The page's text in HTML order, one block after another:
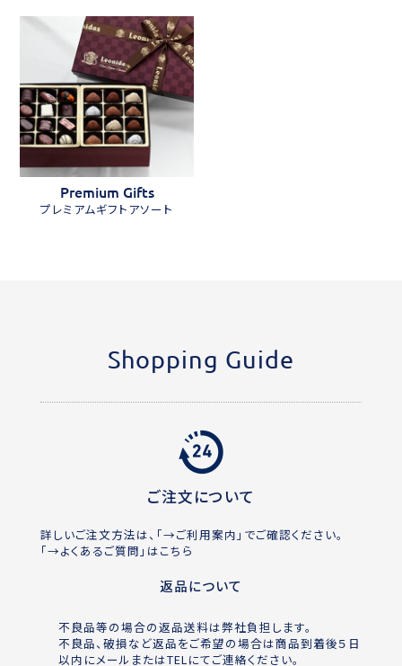
Premium Gifts
プレミアムギフトアソート
Shopping Guide
ご注文について
詳しいご注文方法は、「→ご利用案内 」でご確認ください。
「→よくあるご質問 」はこちら
返品について
不良品等の場合の返品送料は弊社負担します。
不良品、破損など返品をご希望の場合は商品到着後５日
以内にメールまたはTELにてご連絡ください。